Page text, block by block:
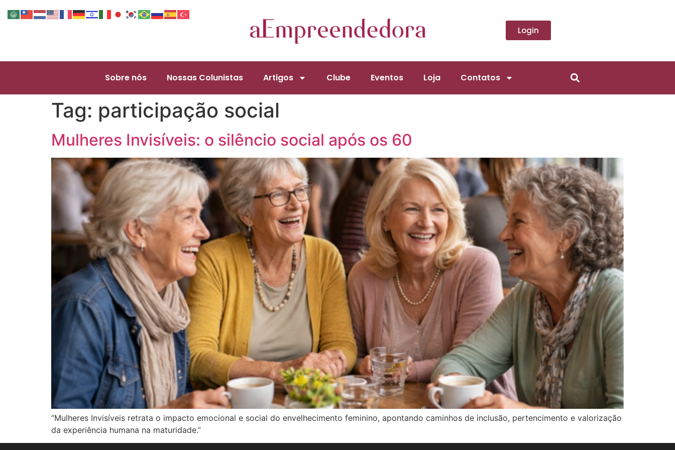
Login
Sobre nós Nossas Colunistas Artigos Clube Eventos Loja Contatos
Tag: participação social
Mulheres Invisíveis: o silêncio social após os 60
“Mulheres Invisíveis retrata o impacto emocional e social do envelhecimento feminino, apontando caminhos de inclusão, pertencimento e valorização
da experiência humana na maturidade.”